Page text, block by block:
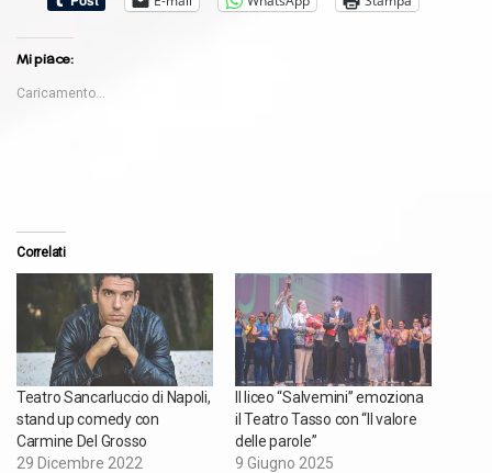
Mi piace:
Caricamento...
Correlati
Teatro Sancarluccio di Napoli,
stand up comedy con
Carmine Del Grosso
29 Dicembre 2022
Il liceo “Salvemini” emoziona
il Teatro Tasso con “Il valore
delle parole”
9 Giugno 2025